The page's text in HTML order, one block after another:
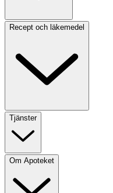
Recept och läkemedel
Tjänster
Om Apoteket